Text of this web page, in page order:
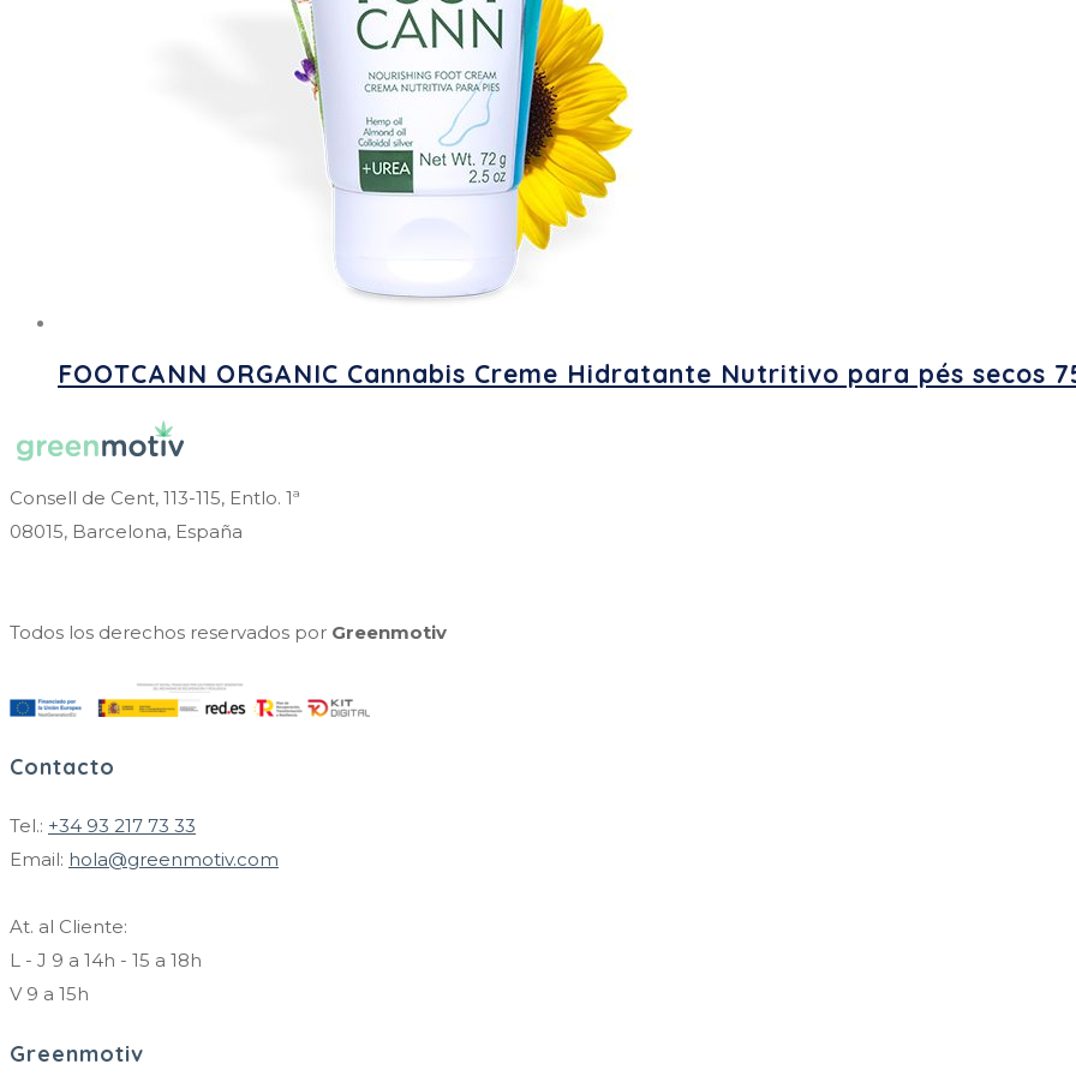
FOOTCANN ORGANIC Cannabis Creme Hidratante Nutritivo para pés secos
Consell de Cent, 113-115, Entlo. 1ª
08015, Barcelona, España
Todos los derechos reservados por Greenmotiv
Contacto
Tel.: +34 93 217 73 33
Email: hola@greenmotiv.com
At. al Cliente:
L - J 9 a 14h - 15 a 18h
V 9 a 15h
Greenmotiv